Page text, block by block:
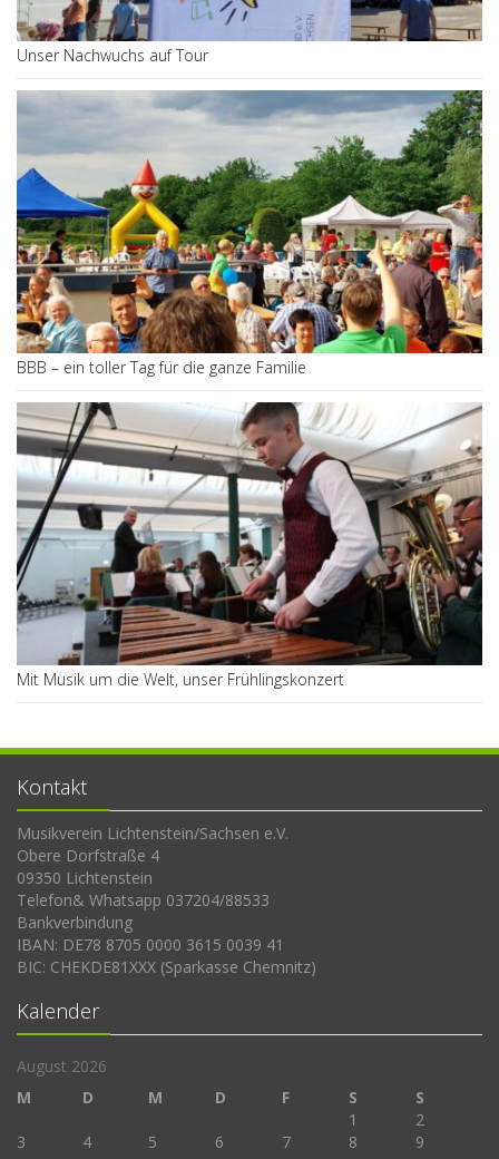
Unser Nachwuchs auf Tour
BBB – ein toller Tag für die ganze Familie
Mit Musik um die Welt, unser Frühlingskonzert
Kontakt
Musikverein Lichtenstein/Sachsen e.V.
Obere Dorfstraße 4
09350 Lichtenstein
Telefon& Whatsapp 037204/88533
Bankverbindung
IBAN: DE78 8705 0000 3615 0039 41
BIC: CHEKDE81XXX (Sparkasse Chemnitz)
Kalender
August 2026
M
D M D F S
S
1
2
3
4 5 6 7 8
9